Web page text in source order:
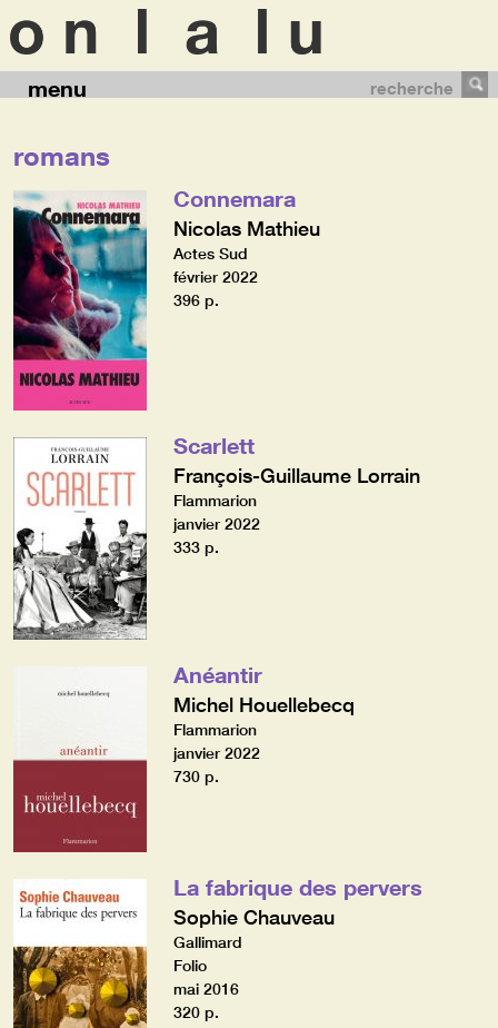
menu recherche
romans
Connemara
Nicolas Mathieu
Actes Sud
février 2022
396 p.
Scarlett
François-Guillaume Lorrain
Flammarion
janvier 2022
333 p.
Anéantir
Michel Houellebecq
Flammarion
janvier 2022
730 p.
La fabrique des pervers
Sophie Chauveau
Gallimard
Folio
mai 2016
320 p.